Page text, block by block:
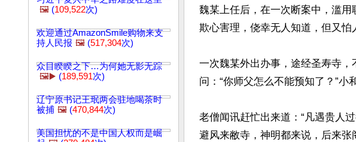
🖼️ (109,522次)
欢迎通过AmazonSmile购物来支
持人民报 🖼️ (517,304次)
众目睽睽之下…为何她无影无踪
🖼️▶️ (189,591次)
辽宁原书记王珉两会驻地喝茶时
被捕 🖼️ (470,844次)
美国担忧的不是中国人权而是崛
魏某上任后，在一次断案中，滥
欺心害理，侥幸无人知道，但又怕
一次魏某外出办事，途经圣寿寺
问：“你师父怎么不能预知了？”小
老僧闻讯赶忙出来道：“凡遇贵人
避风来敝寺，神明都来说，后来